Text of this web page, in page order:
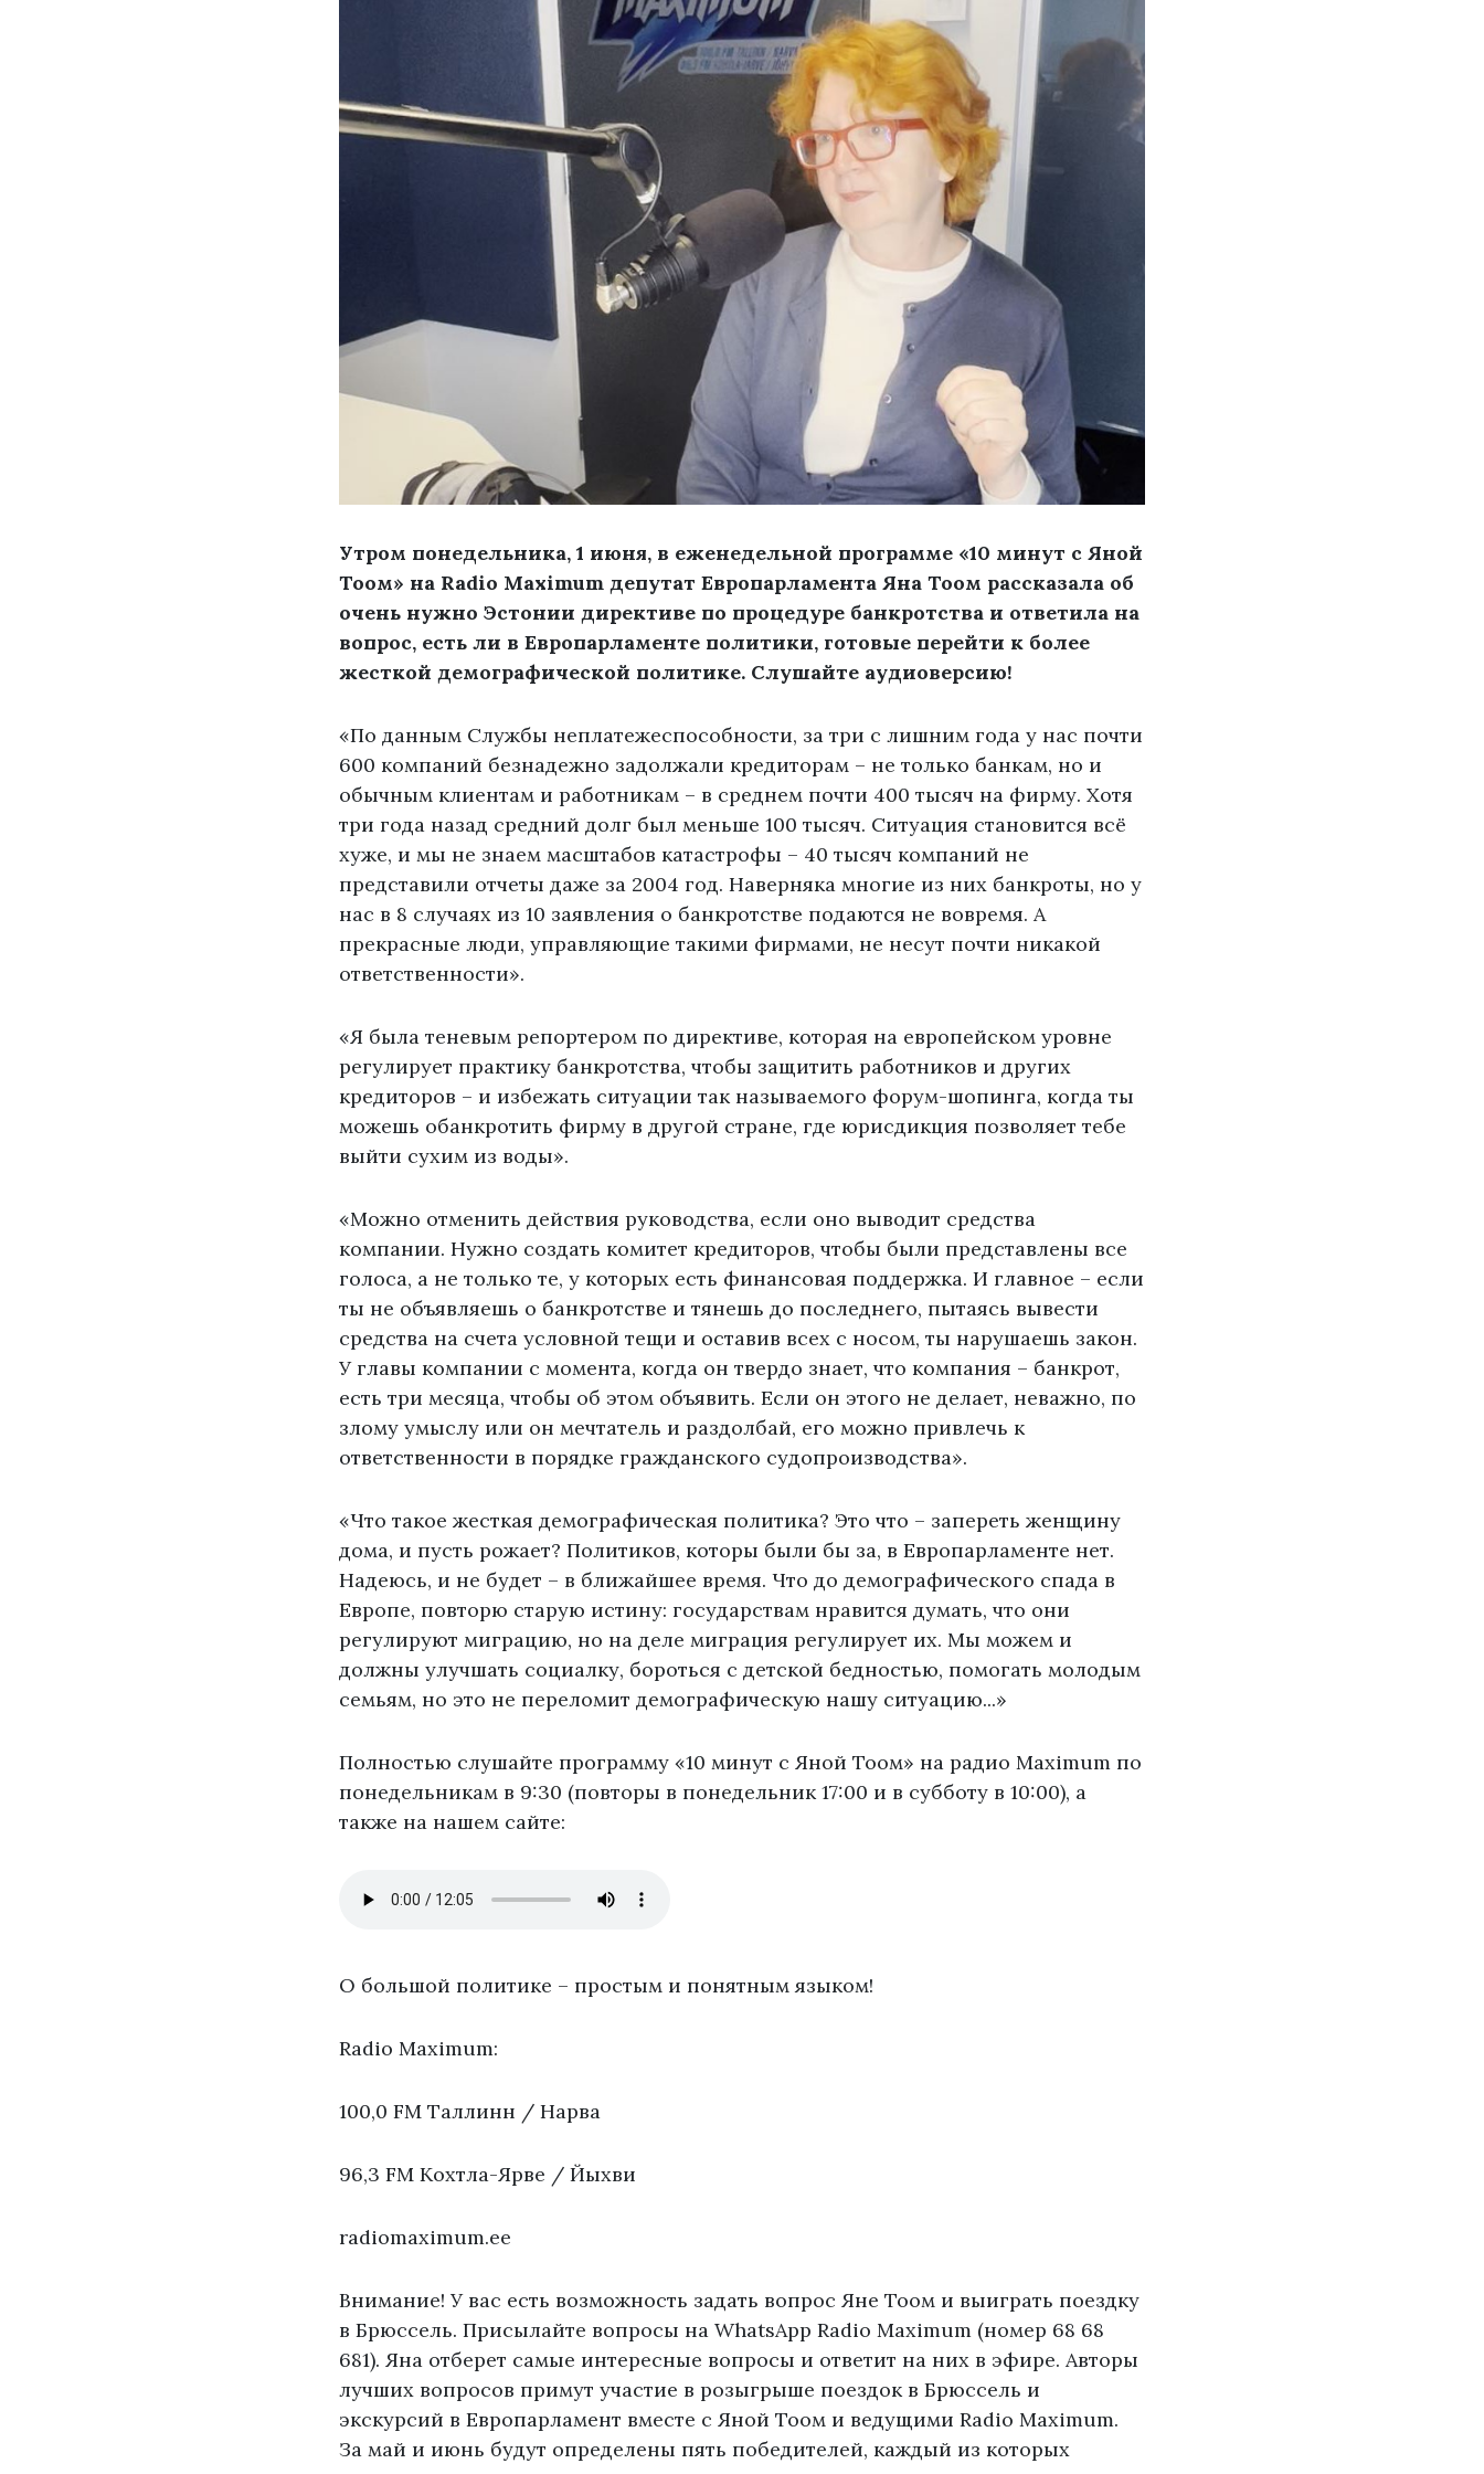
Утром понедельника, 1 июня, в еженедельной программе «10 минут с Яной
Тоом» на Radio Maximum депутат Европарламента Яна Тоом рассказала об
очень нужно Эстонии директиве по процедуре банкротства и ответила на
вопрос, есть ли в Европарламенте политики, готовые перейти к более
жесткой демографической политике. Слушайте аудиоверсию!
«По данным Службы неплатежеспособности, за три с лишним года у нас почти
600 компаний безнадежно задолжали кредиторам – не только банкам, но и
обычным клиентам и работникам – в среднем почти 400 тысяч на фирму. Хотя
три года назад средний долг был меньше 100 тысяч. Ситуация становится всё
хуже, и мы не знаем масштабов катастрофы – 40 тысяч компаний не
представили отчеты даже за 2004 год. Наверняка многие из них банкроты, но у
нас в 8 случаях из 10 заявления о банкротстве подаются не вовремя. А
прекрасные люди, управляющие такими фирмами, не несут почти никакой
ответственности».
«Я была теневым репортером по директиве, которая на европейском уровне
регулирует практику банкротства, чтобы защитить работников и других
кредиторов – и избежать ситуации так называемого форум-шопинга, когда ты
можешь обанкротить фирму в другой стране, где юрисдикция позволяет тебе
выйти сухим из воды».
«Можно отменить действия руководства, если оно выводит средства
компании. Нужно создать комитет кредиторов, чтобы были представлены все
голоса, а не только те, у которых есть финансовая поддержка. И главное – если
ты не объявляешь о банкротстве и тянешь до последнего, пытаясь вывести
средства на счета условной тещи и оставив всех с носом, ты нарушаешь закон.
У главы компании с момента, когда он твердо знает, что компания – банкрот,
есть три месяца, чтобы об этом объявить. Если он этого не делает, неважно, по
злому умыслу или он мечтатель и раздолбай, его можно привлечь к
ответственности в порядке гражданского судопроизводства».
«Что такое жесткая демографическая политика? Это что – запереть женщину
дома, и пусть рожает? Политиков, которы были бы за, в Европарламенте нет.
Надеюсь, и не будет – в ближайшее время. Что до демографического спада в
Европе, повторю старую истину: государствам нравится думать, что они
регулируют миграцию, но на деле миграция регулирует их. Мы можем и
должны улучшать социалку, бороться с детской бедностью, помогать молодым
семьям, но это не переломит демографическую нашу ситуацию...»
Полностью слушайте программу «10 минут с Яной Тоом» на радио Maximum по
понедельникам в 9:30 (повторы в понедельник 17:00 и в субботу в 10:00), а
также на нашем сайте:
О большой политике – простым и понятным языком!
Radio Maximum:
100,0 FM Таллинн / Нарва
96,3 FM Кохтла-Ярве / Йыхви
radiomaximum.ee
Внимание! У вас есть возможность задать вопрос Яне Тоом и выиграть поездку
в Брюссель. Присылайте вопросы на WhatsApp Radio Maximum (номер 68 68
681). Яна отберет самые интересные вопросы и ответит на них в эфире. Авторы
лучших вопросов примут участие в розыгрыше поездок в Брюссель и
экскурсий в Европарламент вместе с Яной Тоом и ведущими Radio Maximum.
За май и июнь будут определены пять победителей, каждый из которых